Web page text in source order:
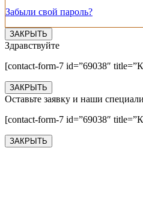
Забыли свой пароль?
ЗАКРЫТЬ
Здравствуйте
[contact-form-7 id=”69038″
ЗАКРЫТЬ
Оставьте заявку и наши
[contact-form-7 id=”69038″
ЗАКРЫТЬ